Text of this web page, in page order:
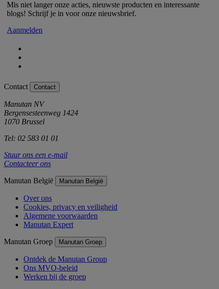
Mis niet langer onze acties, nieuwste producten en interessante
blogs! Schrijf je in voor onze nieuwsbrief.
Aanmelden
Contact Contact
Manutan NV
Bergensesteenweg 1424
1070 Brussel
Tel: 02 583 01 01
Stuur ons een e-mail
Contacteer ons
Manutan België Manutan België
Over ons
Cookies, privacy en veiligheid
Algemene voorwaarden
Manutan Expert
Manutan Groep Manutan Groep
Ontdek de Manutan Group
Ons MVO-beleid
Werken bij de groep